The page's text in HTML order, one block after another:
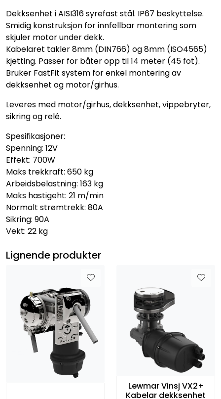
Dekksenhet i AISI316 syrefast stål. IP67 beskyttelse.
Smidig konstruksjon for innfellbar montering som
skjuler motor under dekk.
Kabelaret takler 8mm (DIN766) og 8mm (ISO4565)
kjetting. Passer for båter opp til 14 meter (45 fot).
Bruker FastFit system for enkel montering av
dekksenhet og motor/girhus.
Leveres med motor/girhus, dekksenhet, vippebryter,
sikring og relé.
Spesifikasjoner:
Spenning: 12V
Effekt: 700W
Maks trekkraft: 650 kg
Arbeidsbelastning: 163 kg
Maks hastigeht: 21 m/min
Normalt strømtrekk: 80A
Sikring: 90A
Vekt: 22 kg
Lignende produkter
Lewmar Vinsj VX2+
Kabelar dekksenhet